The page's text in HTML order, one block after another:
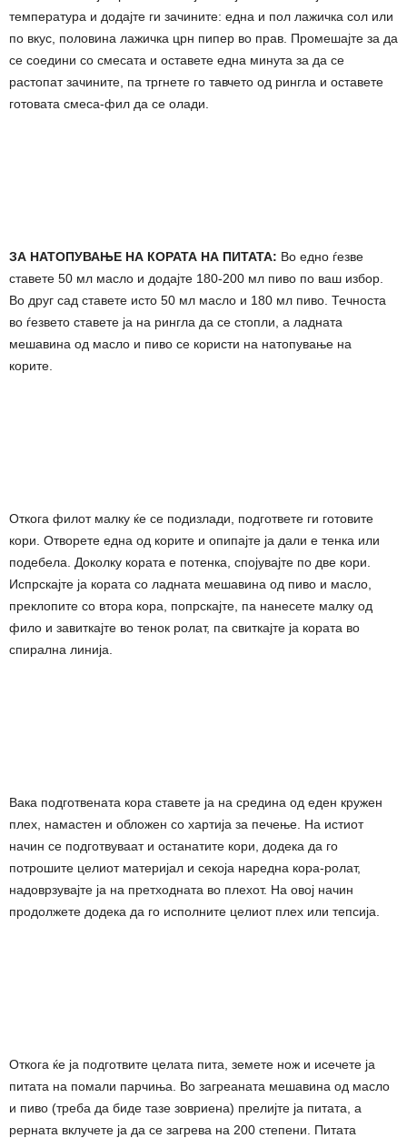
температура и додајте ги зачините: една и пол лажичка сол или
по вкус, половина лажичка црн пипер во прав. Промешајте за да
се соедини со смесата и оставете една минута за да се
растопат зачините, па тргнете го тавчето од рингла и оставете
готовата смеса-фил да се олади.
ЗА НАТОПУВАЊЕ НА КОРАТА НА ПИТАТА: Во едно ѓезве
ставете 50 мл масло и додајте 180-200 мл пиво по ваш избор.
Во друг сад ставете исто 50 мл масло и 180 мл пиво. Течноста
во ѓезвето ставете ја на рингла да се стопли, а ладната
мешавина од масло и пиво се користи на натопување на
корите.
Откога филот малку ќе се подизлади, подгответе ги готовите
кори. Отворете една од корите и опипајте ја дали е тенка или
подебела. Доколку кората е потенка, спојувајте по две кори.
Испрскајте ја кората со ладната мешавина од пиво и масло,
преклопите со втора кора, попрскајте, па нанесете малку од
фило и завиткајте во тенок ролат, па свиткајте ја кората во
спирална линија.
Вака подготвената кора ставете ја на средина од еден кружен
плех, намастен и обложен со хартија за печење. На истиот
начин се подготвуваат и останатите кори, додека да го
потрошите целиот материјал и секоја наредна кора-ролат,
надоврзувајте ја на претходната во плехот. На овој начин
продолжете додека да го исполните целиот плех или тепсија.
Откога ќе ја подготвите целата пита, земете нож и исечете ја
питата на помали парчиња. Во загреаната мешавина од масло
и пиво (треба да биде тазе зовриена) прелијте ја питата, а
рерната вклучете ја да се загрева на 200 степени. Питата